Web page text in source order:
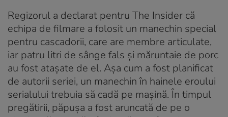
Regizorul a declarat pentru The Insider că
echipa de filmare a folosit un manechin special
pentru cascadorii, care are membre articulate,
iar patru litri de sânge fals și măruntaie de porc
au fost atașate de el. Așa cum a fost planificat
de autorii seriei, un manechin în hainele eroului
serialului trebuia să cadă pe mașină. În timpul
pregătirii, păpușa a fost aruncată de pe o